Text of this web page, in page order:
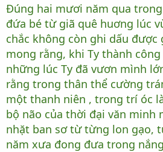
Đúng hai mươi năm qua
đứa bé từ giã quê huơng lúc
chắc không còn ghi dấu
mong rằng, khi Ty thành
những lúc Ty đã vươn mình
rằng trong thân thể cường
một thanh niên , trong trí óc
bộ não của thời đại văn minh
nhặt ban sơ từ từng lon gạo,
năm xưa đong đưa trong